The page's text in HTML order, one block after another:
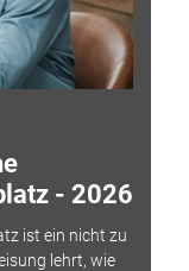
- 2026
ist ein nicht zu
lehrt, wie